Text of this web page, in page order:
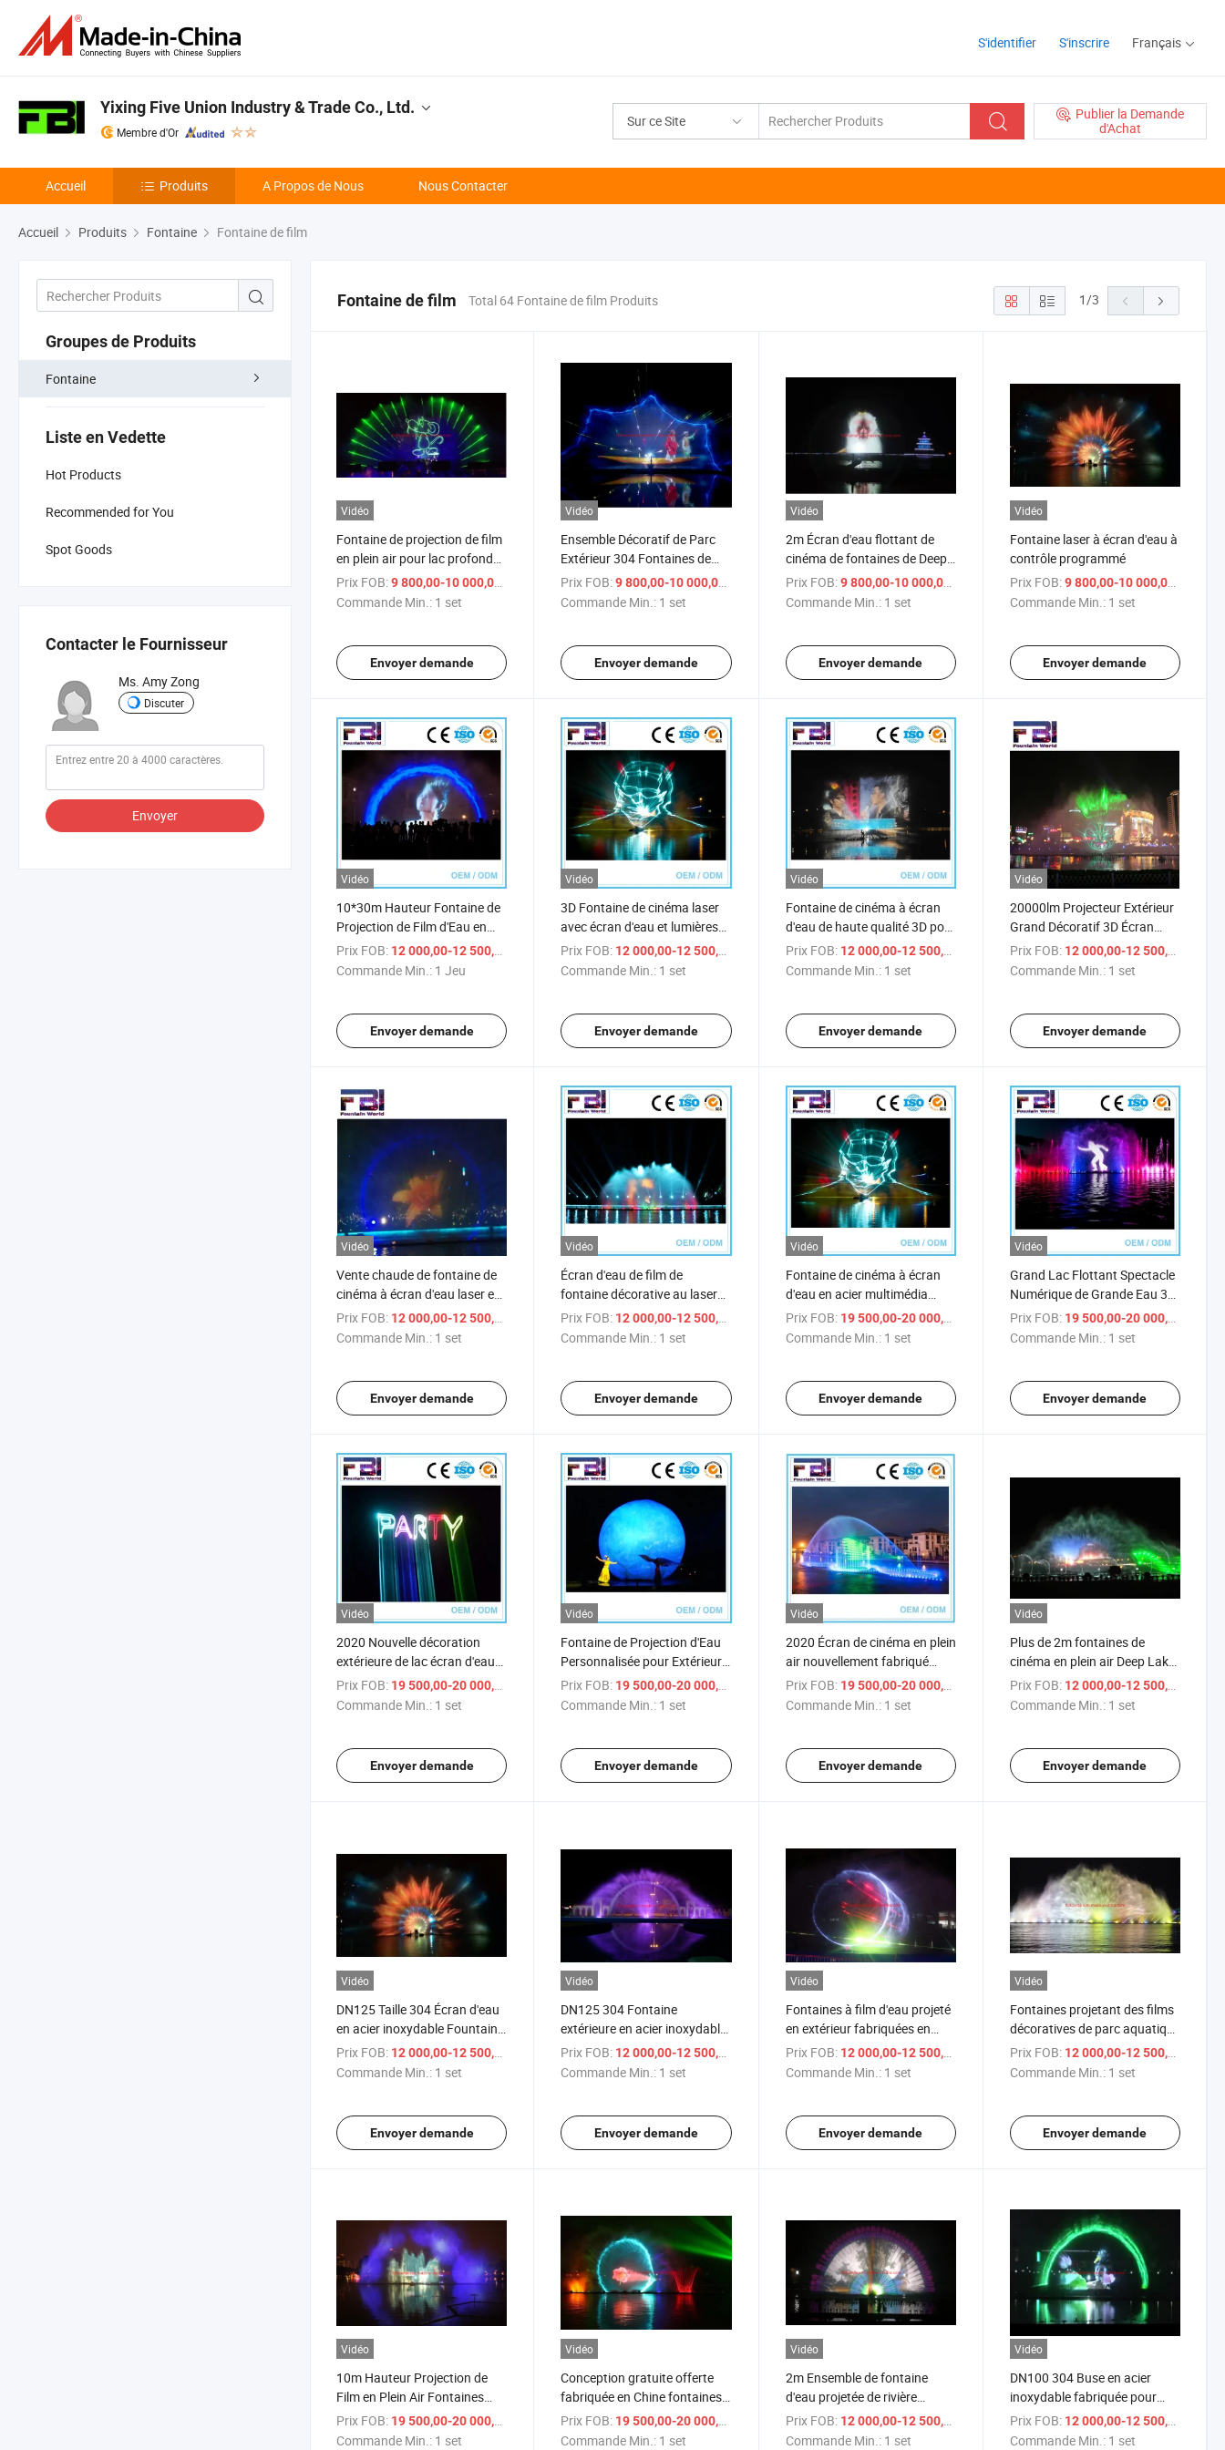
S'identifier S'inscrire Français
Sur ce Site
Publier la Demande
d'Achat
Yixing Five Union Industry & Trade Co., Ltd.
Membre d'Or
Accueil Produits A Propos de Nous Nous Contacter
Accueil Produits Fontaine Fontaine de film
Groupes de Produits
Fontaine
Liste en Vedette
Hot Products
Recommended for You
Spot Goods
Contacter le Fournisseur
Ms. Amy Zong
Discuter
Envoyer
Fontaine de film Total 64 Fontaine de film Produits 1/3
Vidéo
Fontaine de projection de film
en plein air pour lac profond
fabriquée en Chine
Prix FOB:9 800,00-10 000,00 $US
Commande Min.: 1 set
Envoyer demande
Vidéo
Ensemble Décoratif de Parc
Extérieur 304 Fontaines de
Film en Acier Inoxydable
Prix FOB: 9 800,00-10 000,00 $US
Commande Min.: 1 set
Envoyer demande
Vidéo
2m Écran d'eau flottant de
cinéma de fontaines de Deep
Lake
Prix FOB: 9 800,00-10 000,00 $US
Commande Min.: 1 set
Envoyer demande
Vidéo
Fontaine laser à écran d'eau à
contrôle programmé
Prix FOB: 9 800,00-10 000,00 $US
Commande Min.: 1 set
Envoyer demande
Vidéo
10*30m Hauteur Fontaine de
Projection de Film d'Eau en
Plein Air Fontaine Flottante
Jet de Fontaine
Prix FOB: 12 000,00-12 500,00 $US
/ Jeu
Commande Min.: 1 Jeu
Envoyer demande
Vidéo
3D Fontaine de cinéma laser
avec écran d'eau et lumières
changeantes
Prix FOB: 12 000,00-12 500,00 $US
/ set
Commande Min.: 1 set
Envoyer demande
Vidéo
Fontaine de cinéma à écran
d'eau de haute qualité 3D pour
l'extérieur
Prix FOB: 12 000,00-12 500,00 $US
/ set
Commande Min.: 1 set
Envoyer demande
Vidéo
20000lm Projecteur Extérieur
Grand Décoratif 3D Écran
d'Eau Fontaine de Film
Prix FOB: 12 000,00-12 500,00 $US
Commande Min.: 1 set
Envoyer demande
Vidéo
Vente chaude de fontaine de
cinéma à écran d'eau laser en
forme de ventilateur extérieur
Prix FOB: 12 000,00-12 500,00 $US
/ set
Commande Min.: 1 set
Envoyer demande
Vidéo
Écran d'eau de film de
fontaine décorative au laser
RGB 15W 3D
Prix FOB: 12 000,00-12 500,00 $US
/ set
Commande Min.: 1 set
Envoyer demande
Vidéo
Fontaine de cinéma à écran
d'eau en acier multimédia
extérieure avec buse 3D
Prix FOB: 19 500,00-20 000,00 $US
/ set
Commande Min.: 1 set
Envoyer demande
Vidéo
Grand Lac Flottant Spectacle
Numérique de Grande Eau 3D
Fontaine Laser Film
Prix FOB: 19 500,00-20 000,00 $US
Commande Min.: 1 set
Envoyer demande
Vidéo
2020 Nouvelle décoration
extérieure de lac écran d'eau
fontaine de film
Prix FOB: 19 500,00-20 000,00 $US
/ set
Commande Min.: 1 set
Envoyer demande
Vidéo
Fontaine de Projection d'Eau
Personnalisée pour Extérieur
3D
Prix FOB: 19 500,00-20 000,00 $US
/ set
Commande Min.: 1 set
Envoyer demande
Vidéo
2020 Écran de cinéma en plein
air nouvellement fabriqué
avec fontaine d'eau laser
Prix FOB: 19 500,00-20 000,00 $US
/ set
Commande Min.: 1 set
Envoyer demande
Vidéo
Plus de 2m fontaines de
cinéma en plein air Deep Lake
en Chine
Prix FOB: 12 000,00-12 500,00 $US
Commande Min.: 1 set
Envoyer demande
Vidéo
DN125 Taille 304 Écran d'eau
en acier inoxydable Fountains
de film
Prix FOB: 12 000,00-12 500,00 $US
/ set
Commande Min.: 1 set
Envoyer demande
Vidéo
DN125 304 Fontaine
extérieure en acier inoxydable
en forme de ventilateur
Prix FOB: 12 000,00-12 500,00 $US
/ set
Commande Min.: 1 set
Envoyer demande
Vidéo
Fontaines à film d'eau projeté
en extérieur fabriquées en
Chine
Prix FOB: 12 000,00-12 500,00 $US
/ set
Commande Min.: 1 set
Envoyer demande
Vidéo
Fontaines projetant des films
décoratives de parc aquatique
15m hauteur
Prix FOB: 12 000,00-12 500,00 $US
Commande Min.: 1 set
Envoyer demande
Vidéo
10m Hauteur Projection de
Film en Plein Air Fontaines
d'Eau
Prix FOB: 19 500,00-20 000,00 $US
/ set
Commande Min.: 1 set
Vidéo
Conception gratuite offerte
fabriquée en Chine fontaines
d'eau de cinéma
Prix FOB: 19 500,00-20 000,00 $US
/ set
Commande Min.: 1 set
Vidéo
2m Ensemble de fontaine
d'eau projetée de rivière
artificielle en plein air
Prix FOB: 12 000,00-12 500,00 $US
/ set
Commande Min.: 1 set
Vidéo
DN100 304 Buse en acier
inoxydable fabriquée pour
fontaine de cinéma à écran
d'eau
Prix FOB: 12 000,00-12 500,00 $US
Commande Min.: 1 set